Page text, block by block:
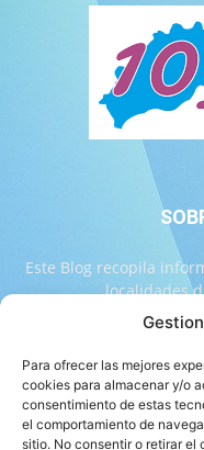
Para ofrecer las mejores
cookies para almacenar y/o
consentimiento de estas
el comportamiento de
sitio. No consentir o retirar
Este Blog recopila
localidades